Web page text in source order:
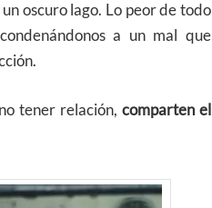
oscuro lago. Lo peor de todo
a un mal que
tener relación, comparten el